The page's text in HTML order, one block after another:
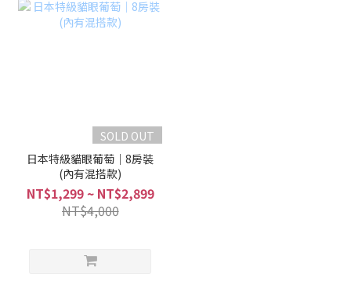
SOLD OUT
日本特級貓眼葡萄｜8房裝
(內有混搭款)
NT$1,299 ~ NT$2,899
NT$4,000